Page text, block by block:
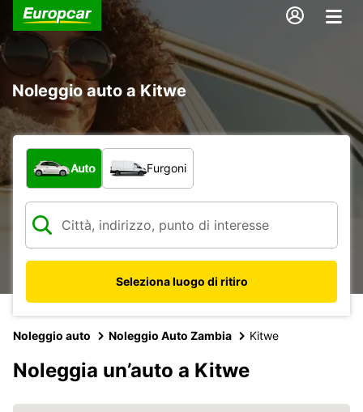
Noleggio auto a Kitwe
Scegli la tipologia di veicolo:
Auto Furgoni
Seleziona luogo di ritiro
Noleggio auto Noleggio Auto Zambia Kitwe
Noleggia un’auto a Kitwe